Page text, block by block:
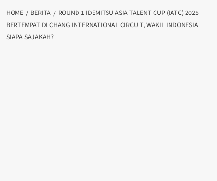
HOME BERITA
ROUND 1 IDEMITSU ASIA TALENT CUP (IATC) 2025
BERTEMPAT DI CHANG INTERNATIONAL CIRCUIT, WAKIL INDONESIA
SIAPA SAJAKAH?